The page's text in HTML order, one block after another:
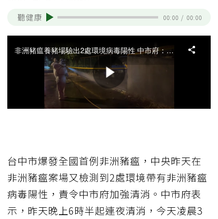
聽健康 00:00 / 00:00
台中市爆發全國首例非洲豬瘟，中央昨天在
非洲豬瘟案場又檢測到2處環境帶有非洲豬瘟
病毒陽性，責令中市府加強清消。中市府表
示，昨天晚上6時半起連夜清消，今天凌晨3